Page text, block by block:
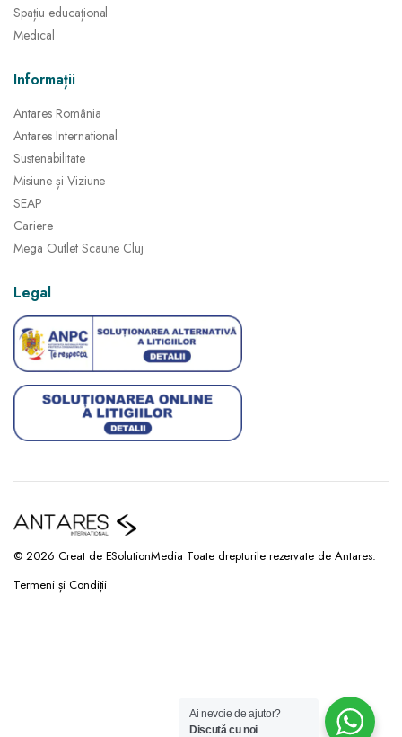
Spațiu educațional
Medical
Informații
Antares România
Antares International
Sustenabilitate
Misiune și Viziune
SEAP
Cariere
Mega Outlet Scaune Cluj
Legal
© 2026 Creat de ESolutionMedia Toate drepturile rezervate de Antares.
Termeni și Condiții
Ai nevoie de ajutor?
Discută cu noi